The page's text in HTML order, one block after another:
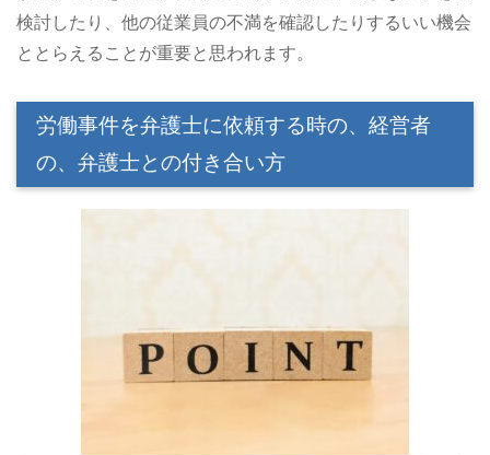
検討したり、他の従業員の不満を確認したりするいい機会
ととらえることが重要と思われます。
労働事件を弁護士に依頼する時の、経営者
の、弁護士との付き合い方